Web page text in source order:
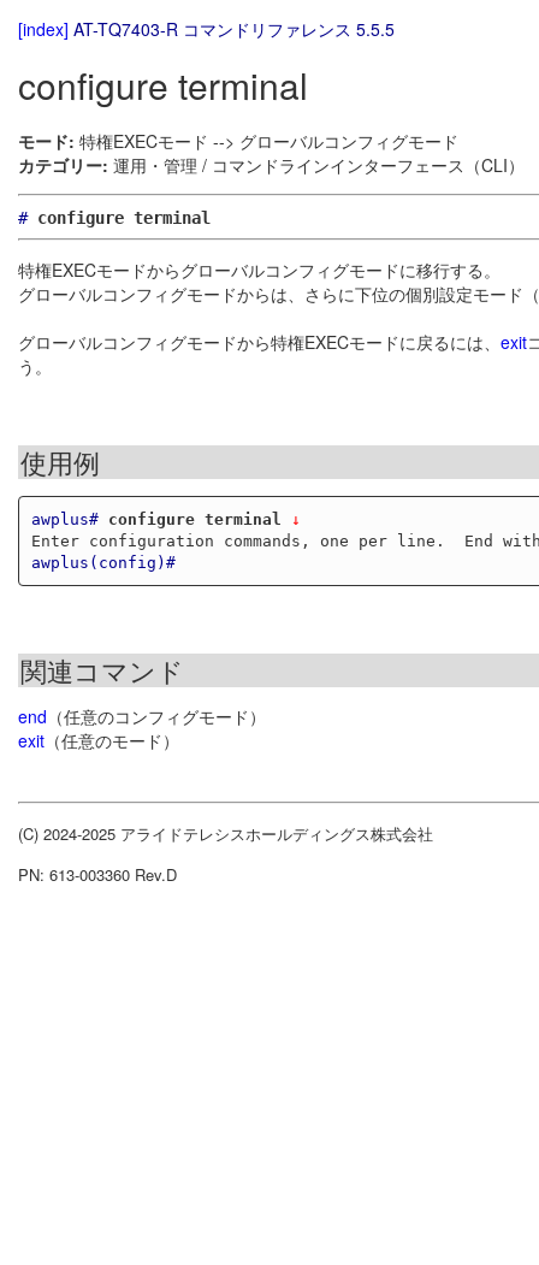
[index] AT-TQ7403-R コマンドリファレンス 5.5.5
configure terminal
モード: 特権EXECモード --> グローバルコンフィグモード
カテゴリー: 運用・管理 / コマンドラインインターフェース（CLI）
# configure terminal
特権EXECモードからグローバルコンフィグモードに移行する。
グローバルコンフィグモードからは、さらに下位の個別設定モード
グローバルコンフィグモードから特権EXECモードに戻るには、 exit
う。
使用例
awplus# configure terminal ↓
awplus(config)#
関連コマンド
end （任意のコンフィグモード）
exit （任意のモード）
(C) 2024-2025 アライドテレシスホールディングス株式会社
PN: 613-003360 Rev.D